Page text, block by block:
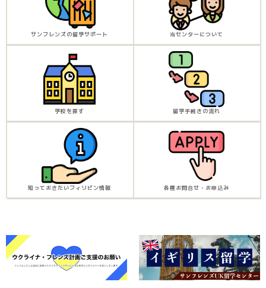
サンフレンズの留学サポート 当センターについて
学校を探す 留学手続きの流れ
知っておきたいフィリピン情報 各種お問合せ・お申込み